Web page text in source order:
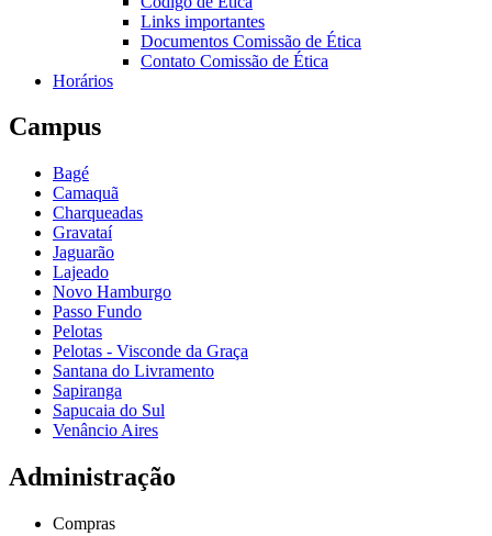
Links importantes
Documentos Comissão de Ética
Contato Comissão de Ética
Horários
Campus
Bagé
Camaquã
Charqueadas
Gravataí
Jaguarão
Lajeado
Novo Hamburgo
Passo Fundo
Pelotas
Pelotas - Visconde da Graça
Santana do Livramento
Sapiranga
Sapucaia do Sul
Venâncio Aires
Administração
Compras